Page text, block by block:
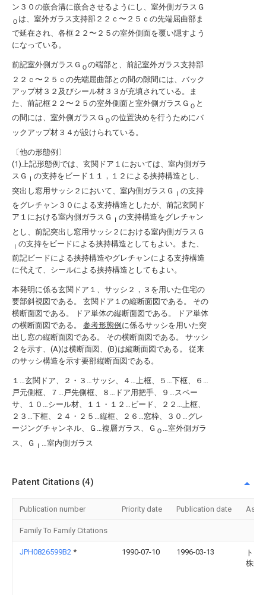
ン３０の嵌合溝に嵌合させるようにし、室外側ガラスＧ
Ｏ は、室外ガラス支持部２２ｃ〜２５ｃの先端屈曲部ま
で延在され、各框２２〜２５の室外側面を覆い隠すよう
になっている。
前記室外側ガラスＧ Ｏの端部と、前記室外ガラス支持部
２２ｃ〜２５ｃの先端屈曲部との間の隙間には、バック
アップ材３２及びシール材３３が充填されている。ま
た、前記框２２〜２５の室外側面と室外側ガラスＧ Ｏ と
の間には、室外側ガラスＧ Ｏの位置決めを行うためにバ
ックアップ材３４が設けられている。
〔他の形態例〕
(1)上記形態例では、玄関ドア１においては、室内側ガラ
スＧ
Ｉ の支持をビード１１，１２による挟持構造とし、
突出し窓用サッシ２において、室内側ガラスＧ
Ｉ の支持
をグレチャン３０による支持構造としたが、前記玄関ド
ア１における室内側ガラスＧ
Ｉ の支持構造をグレチャン
とし、前記突出し窓用サッシ２における室内側ガラスＧ
Ｉ の支持をビードによる挟持構造としてもよい。また、
前記ビードによる挟持構造やグレチャンによる支持構造
に代えて、シールによる挟持構造としてもよい。
本発明に係る玄関ドア１、サッシ２，３を用いた住宅の
要部斜視図である。
玄関ドア１の縦断面図である。
その
横断面図である。
ドア単体の縦断面図である。
ドア単体
の横断面図である。
参考形態例 に係るサッシを用いた突
出し窓の縦断面図である。
その横断面図である。
サッシ
２を示す、(A)は横断面図、(B)は縦断面図である。
従来
のサッシ構造を示す要部縦断面図である。
１…玄関ドア、２・３…サッシ、４…上框、５…下框、６…
戸元側框、７…戸先側框、８…ドア用把手、９…スペー
サ、１０…シール材、１１・１２…ビード、２２…上框、
２３…下框、２４・２５…縦框、２６…窓枠、３０…グレ
ージングチャンネル、Ｇ…複層ガラス、Ｇ Ｏ …室外側ガラ
ス、Ｇ
Ｉ …室内側ガラス
Patent Citations (4)
Publication number Priority date Publication date
Family To Family Citations
JPH0826599B2 * 1990-07-10 1996-03-13
トス
株式